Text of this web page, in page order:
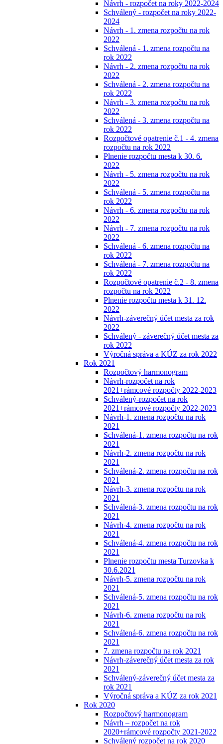
Návrh - rozpočet na roky 2022-2024
Schválený - rozpočet na roky 2022-
2024
Návrh - 1. zmena rozpočtu na rok
2022
Schválená - 1. zmena rozpočtu na
rok 2022
Návrh - 2. zmena rozpočtu na rok
2022
Schválená - 2. zmena rozpočtu na
rok 2022
Návrh - 3. zmena rozpočtu na rok
2022
Schválená - 3. zmena rozpočtu na
rok 2022
Rozpočtové opatrenie č.1 - 4. zmena
rozpočtu na rok 2022
Plnenie rozpočtu mesta k 30. 6.
2022
Návrh - 5. zmena rozpočtu na rok
2022
Schválená - 5. zmena rozpočtu na
rok 2022
Návrh - 6. zmena rozpočtu na rok
2022
Návrh - 7. zmena rozpočtu na rok
2022
Schválená - 6. zmena rozpočtu na
rok 2022
Schválená - 7. zmena rozpočtu na
rok 2022
Rozpočtové opatrenie č.2 - 8. zmena
rozpočtu na rok 2022
Plnenie rozpočtu mesta k 31. 12.
2022
Návrh-záverečný účet mesta za rok
2022
Schválený - záverečný účet mesta za
rok 2022
Výročná správa a KÚZ za rok 2022
Rok 2021
Rozpočtový harmonogram
Návrh-rozpočet na rok
2021+rámcové rozpočty 2022-2023
Schválený-rozpočet na rok
2021+rámcové rozpočty 2022-2023
Návrh-1. zmena rozpočtu na rok
2021
Schválená-1. zmena rozpočtu na rok
2021
Návrh-2. zmena rozpočtu na rok
2021
Schválená-2. zmena rozpočtu na rok
2021
Návrh-3. zmena rozpočtu na rok
2021
Schválená-3. zmena rozpočtu na rok
2021
Návrh-4. zmena rozpočtu na rok
2021
Schválená-4. zmena rozpočtu na rok
2021
Plnenie rozpočtu mesta Turzovka k
30.6.2021
Návrh-5. zmena rozpočtu na rok
2021
Schválená-5. zmena rozpočtu na rok
2021
Návrh-6. zmena rozpočtu na rok
2021
Schválená-6. zmena rozpočtu na rok
2021
7. zmena rozpočtu na rok 2021
Návrh-záverečný účet mesta za rok
2021
Schválený-záverečný účet mesta za
rok 2021
Výročná správa a KÚZ za rok 2021
Rok 2020
Rozpočtový harmonogram
Návrh – rozpočet na rok
2020+rámcové rozpočty 2021-2022
Schválený rozpočet na rok 2020